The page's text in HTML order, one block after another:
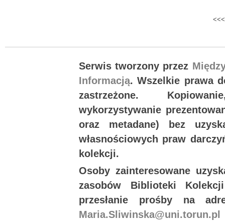
Serwis tworzony przez
Informacją. Wszelkie prawa
zastrzeżone.
wykorzystywanie
oraz metadane) bez
własnościowych praw
kolekcji.
Osoby zainteresowane
zasobów Biblioteki
przesłanie prośby na
Maria.Sliwinska@uni.torun.pl